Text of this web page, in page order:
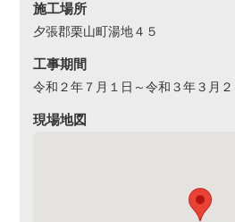
施工場所
夕張郡栗山町湯地４５
工事期間
令和２年７月１日～令和３年３月２
現場地図